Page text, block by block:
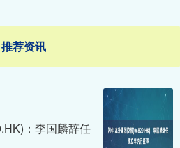
推荐资讯
：李国麟辞任